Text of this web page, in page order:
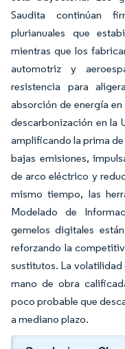
Saudita continúan
plurianuales que
mientras que los
automotriz y
resistencia para
absorción de energía
descarbonización en la
amplificando la prima
bajas emisiones,
de arco eléctrico y
mismo tiempo, las
Modelado de
gemelos digitales
reforzando la
sustitutos. La volatilidad
mano de obra
poco probable que
a mediano plazo.